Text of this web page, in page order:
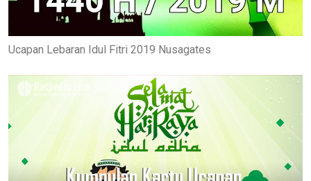
Ucapan Lebaran Idul Fitri 2019 Nusagates